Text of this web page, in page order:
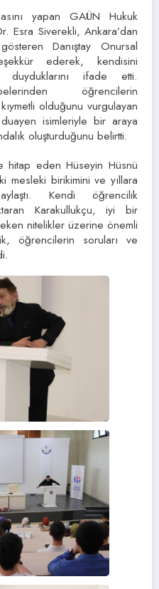
yapan GAÜN Hukuk
Esra Siverekli, Ankara’dan
Danıştay Onursal
ederek, kendisini
duyduklarını ifade etti.
öğrencilerin
olduğunu vurgulayan
isimleriyle bir araya
oluşturduğunu belirtti.
hitap eden Hüseyin Hüsnü
mesleki birikimini ve yıllara
Kendi öğrencilik
Karakullukçu, iyi bir
nitelikler üzerine önemli
öğrencilerin soruları ve